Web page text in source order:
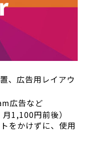
、広告用レイアウ
広告など
1,100円前後）
をかけずに、使用